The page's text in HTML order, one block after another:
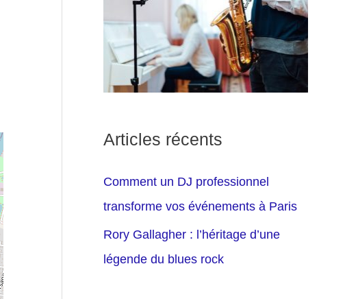
Articles récents
Comment un DJ professionnel
transforme vos événements à Paris
Rory Gallagher : l’héritage d’une
légende du blues rock